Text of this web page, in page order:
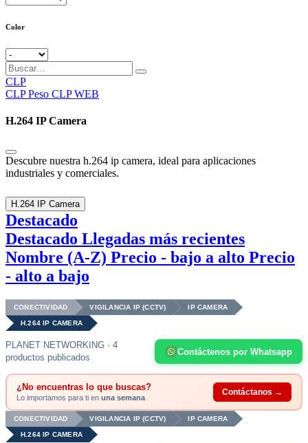
Color
CLP
CLP Peso CLP WEB
H.264 IP Camera
Descubre nuestra h.264 ip camera, ideal para aplicaciones
industriales y comerciales.
H.264 IP Camera
Destacado
Destacado Llegadas más recientes
Nombre (A-Z) Precio - bajo a alto Precio
- alto a bajo
CONECTIVIDAD VIGILANCIA IP (CCTV) IP CAMERA
H.264 IP CAMERA
PLANET NETWORKING · 4
productos publicados
Contáctenos por Whatsapp
¿No encuentras lo que buscas?
Lo importamos para ti en una semana
Contáctanos →
CONECTIVIDAD VIGILANCIA IP (CCTV) IP CAMERA
H.264 IP CAMERA